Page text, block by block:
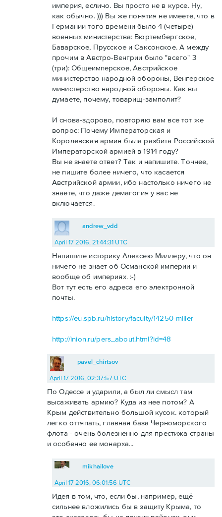
империя, есличо. Вы просто не в курсе. Ну,
как обычно. ))) Вы же понятия не имеете, что в
Германии того времени было 4 (четыре)
военных министерства: Вюртембергское,
Баварское, Прусское и Саксонское. А между
прочим в Австро-Венгрии было "всего" 3
(три): Общеимперское, Австрийское
министерство народной обороны, Венгерское
министерство народной обороны. Как вы
думаете, почему, товарищ-замполит?
И снова-здорово, повторяю вам все тот же
вопрос: Почему Императорская и
Королевская армия была разбита Российской
Императорской армией в 1914 году?
Вы не знаете ответ? Так и напишите. Точнее,
не пишите более ничего, что касается
Австрийской армии, ибо настолько ничего не
знаете, что даже демагогия у вас не
включается.
andrew_vdd
April 17 2016, 21:44:31 UTC
Напишите историку Алексею Миллеру, что он
ничего не знает об Османской империи и
вообще об империях. :-)
Вот тут есть его адреса его электронной
почты.
https://eu.spb.ru/history/faculty/14250-miller
http://inion.ru/pers_about.html?id=48
pavel_chirtsov
April 17 2016, 02:37:57 UTC
По Одессе и ударили, а был ли смысл там
высаживать армию? Куда из нее потом? А
Крым действительно большой кусок. который
легко оттяпать, главная база Черноморского
флота - очень болезненно для престижа страны
и особенно ее монарха...
mikhailove
April 17 2016, 06:01:56 UTC
Идея в том, что, если бы, например, ещё
сильнее вложились бы в защиту Крыма, то